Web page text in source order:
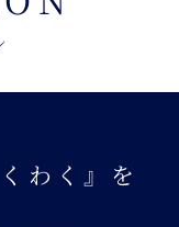
わく』を